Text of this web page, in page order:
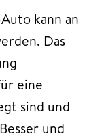
kann an
Das
eine
sind und
und